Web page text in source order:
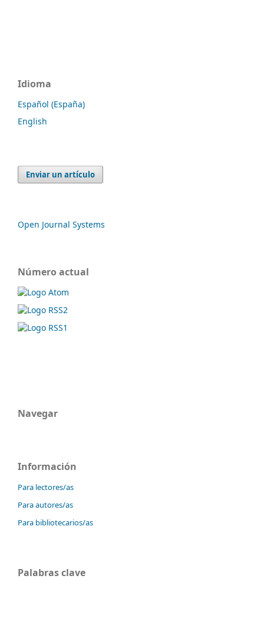
Idioma
Español (España)
English
Enviar un artículo
Open Journal Systems
Número actual
Navegar
Información
Para lectores/as
Para autores/as
Para bibliotecarios/as
Palabras clave